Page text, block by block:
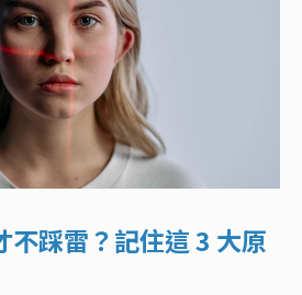
不踩雷？記住這 3 大原